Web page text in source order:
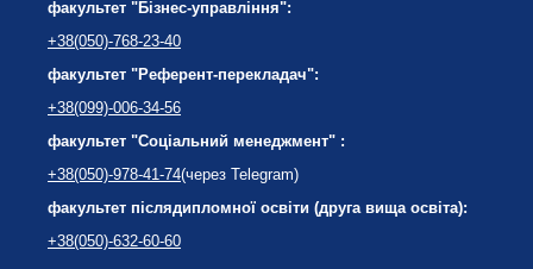
факультет "Бізнес-управління":
+38(050)-768-23-40
факультет "Референт-перекладач":
+38(099)-006-34-56
факультет "Соціальний менеджмент" :
+38(050)-978-41-74(через Telegram)
факультет післядипломної освіти (друга вища освіта):
+38(050)-632-60-60